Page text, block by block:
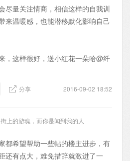
尽量关注情商，相信这样的自我训
来温暖感，也能潜移默化影响自己
，这样很好，送小红花一朵哈@纤
2016-09-02 18:52
分享
上的游魂，而你是闻到我的人
都希望帮助一些帖的楼主进步，有
还有点大，难免措辞就激进了一